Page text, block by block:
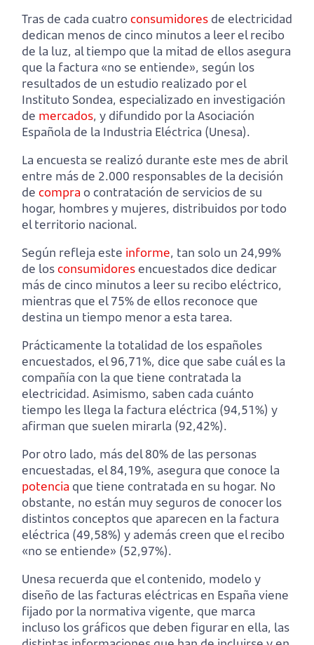
Tras de cada cuatro consumidores de electricidad
dedican menos de cinco minutos a leer el recibo
de la luz, al tiempo que la mitad de ellos asegura
que la factura «no se entiende», según los
resultados de un estudio realizado por el
Instituto Sondea, especializado en investigación
de mercados, y difundido por la Asociación
Española de la Industria Eléctrica (Unesa).
La encuesta se realizó durante este mes de abril
entre más de 2.000 responsables de la decisión
de compra o contratación de servicios de su
hogar, hombres y mujeres, distribuidos por todo
el territorio nacional.
Según refleja este informe, tan solo un 24,99%
de losconsumidoresencuestados dice dedicar
más de cinco minutos a leer su recibo eléctrico,
mientras que el 75% de ellos reconoce que
destina un tiempo menor a esta tarea.
Prácticamente la totalidad de los españoles
encuestados, el 96,71%, dice que sabe cuál es la
compañía con la que tiene contratada la
electricidad. Asimismo, saben cada cuánto
tiempo les llega la factura eléctrica (94,51%) y
afirman que suelen mirarla (92,42%).
Por otro lado, más del 80% de las personas
encuestadas, el 84,19%, asegura que conoce la
potencia que tiene contratada en su hogar. No
obstante, no están muy seguros de conocer los
distintos conceptos que aparecen en la factura
eléctrica (49,58%) y además creen que el recibo
«no se entiende» (52,97%).
Unesa recuerda que el contenido, modelo y
diseño de las facturas eléctricas en España viene
fijado por la normativa vigente, que marca
incluso los gráficos que deben figurar en ella, las